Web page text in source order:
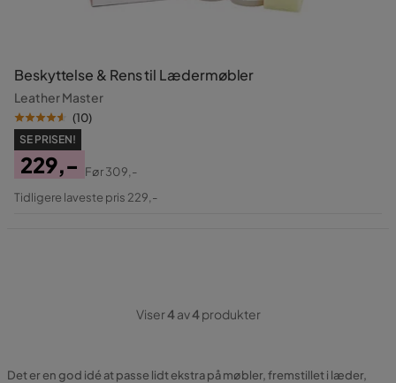
Beskyttelse & Rens til Lædermøbler
Leather Master
(10)
SE PRISEN!
Pris
229,-
Original
Før309,-
Tidligere laveste pris 229,-
Viser4av4produkter
Det er en god idé at passe lidt ekstra på møbler, fremstillet i læder,